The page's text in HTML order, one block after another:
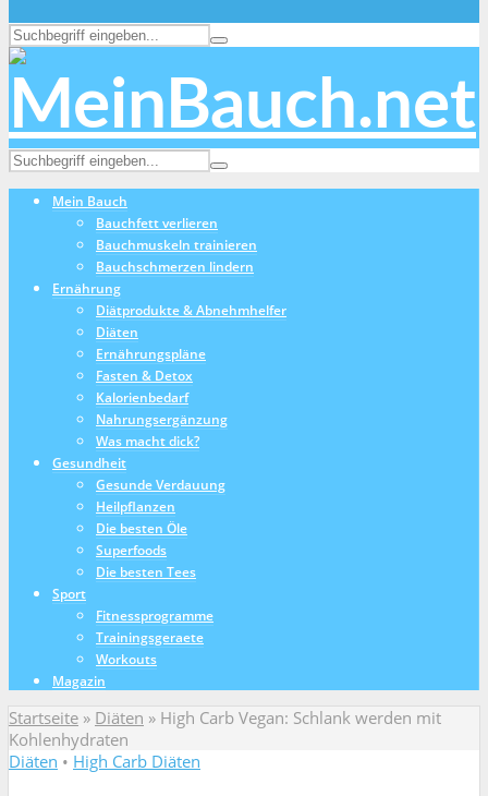
Mein Bauch
Bauchfett verlieren
Bauchmuskeln trainieren
Bauchschmerzen lindern
Ernährung
Diätprodukte & Abnehmhelfer
Diäten
Ernährungspläne
Fasten & Detox
Kalorienbedarf
Nahrungsergänzung
Was macht dick?
Gesundheit
Gesunde Verdauung
Heilpflanzen
Die besten Öle
Superfoods
Die besten Tees
Sport
Fitnessprogramme
Trainingsgeraete
Workouts
Magazin
Startseite » Diäten » High Carb Vegan: Schlank werden mit
Kohlenhydraten
Diäten • High Carb Diäten